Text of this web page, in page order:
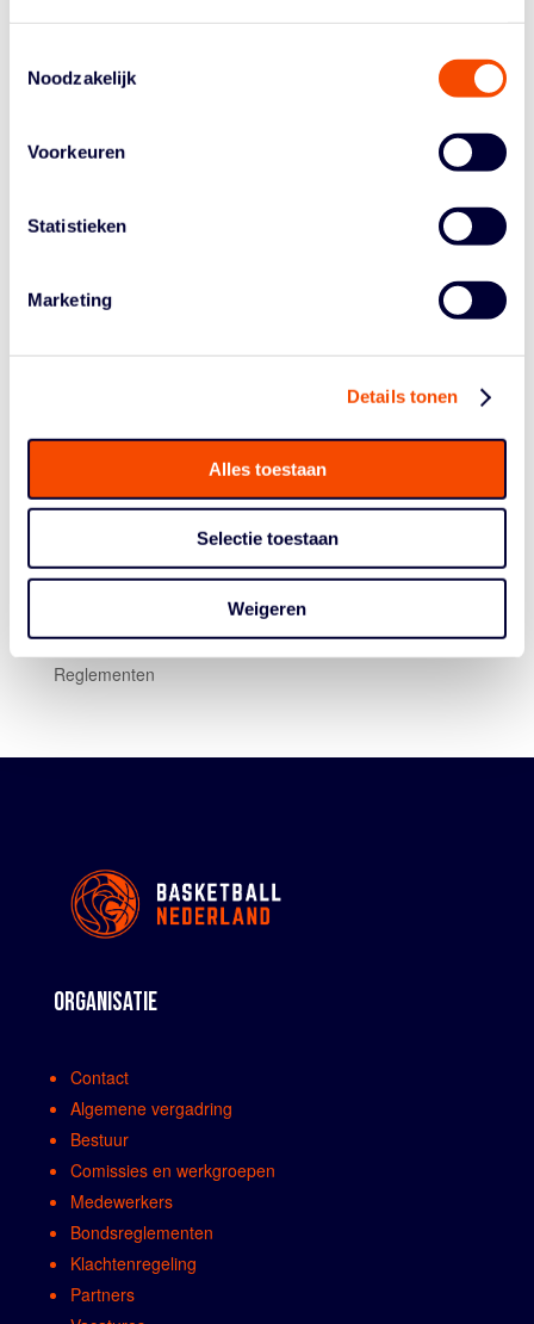
Noodzakelijk
Voorkeuren
Statistieken
Marketing
Details tonen
Alles toestaan
Selectie toestaan
Weigeren
3×3-international Kiki Fleuren was erbij om de spelers
eenbehind the back pass
en hele sportieve wedstrijden.
Volgens mij heeft iedereen vandaag plezier gehad, dus
het was een geslaagde dag!” Ook burgemeester Evert
Weys sprak zijn waardering uit voor het initiatief en de
Namens de NBB en Biks Shots: Gefeliciteerd aan de
Algemene Vergadering
Bestuur En Commissies
Medewerkers
Reglementen
ORGANISATIE
Contact
Algemene vergadring
Bestuur
Comissies en werkgroepen
Medewerkers
Bondsreglementen
Klachtenregeling
Partners